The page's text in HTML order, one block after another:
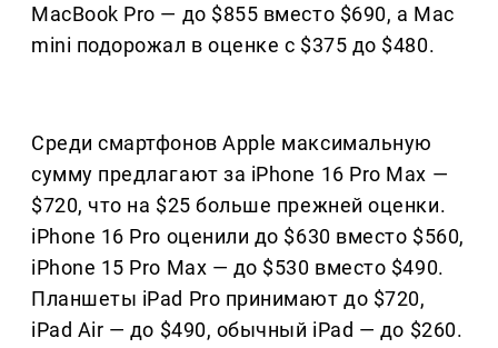
MacBook Pro — до $855 вместо $690, а Mac
mini подорожал в оценке с $375 до $480.
Среди смартфонов Apple максимальную
сумму предлагают за iPhone 16 Pro Max —
$720, что на $25 больше прежней оценки.
iPhone 16 Pro оценили до $630 вместо $560,
iPhone 15 Pro Max — до $530 вместо $490.
Планшеты iPad Pro принимают до $720,
iPad Air — до $490, обычный iPad — до $260.